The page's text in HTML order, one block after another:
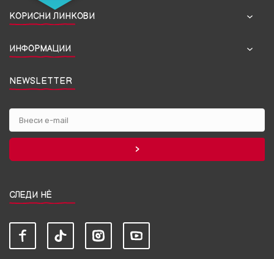
КОРИСНИ ЛИНКОВИ
ИНФОРМАЦИИ
NEWSLETTER
СЛЕДИ НЀ